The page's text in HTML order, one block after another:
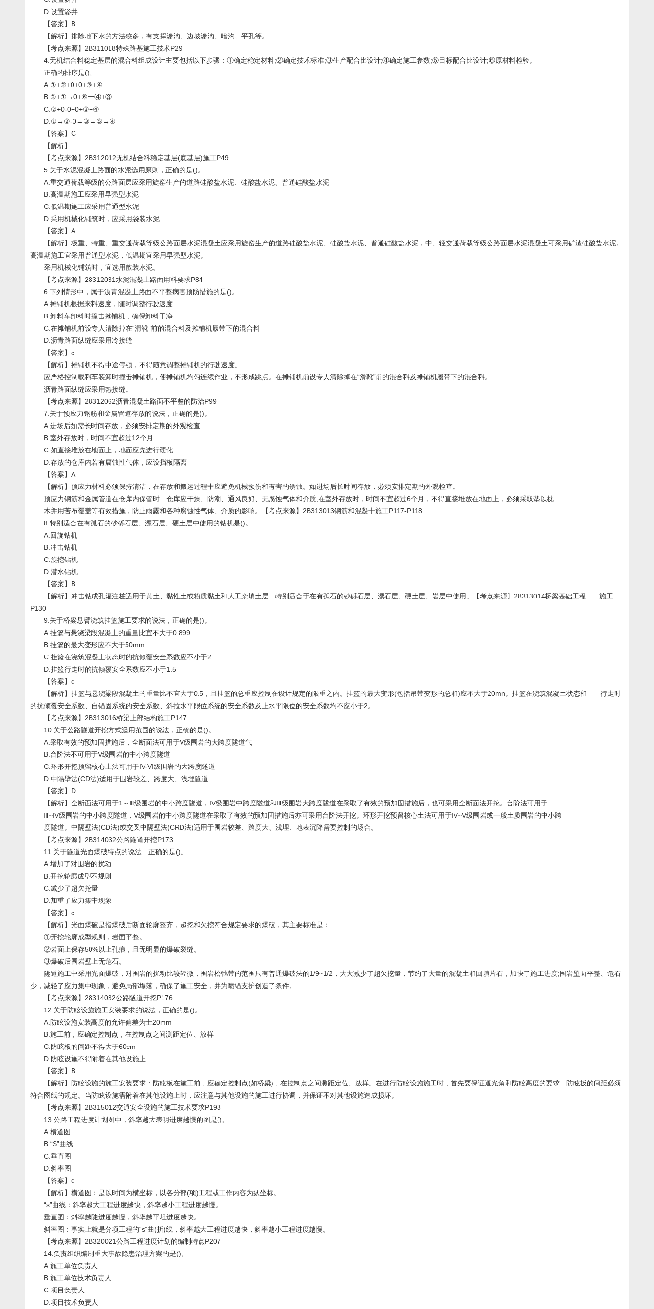
D.设置渗井
【答案】B
【解析】排除地下水的方法较多，有支挥渗沟、边坡渗沟、暗沟、平孔等。
【考点来源】2B311018特殊路基施工技术P29
4.无机结合料稳定基层的混合料组成设计主要包括以下步骤：①确定稳定材料;②确定技术标准;③生产配合比设计;④确定施工参数;⑤目标配合比设计;⑥原材料检验。
正确的排序是()。
A.①+②+0+0+③+④
B.②+①→0+⑥一④+③
C.②+0-0+0+③+④
D.①→②-0→③→⑤→④
【答案】C
【解析】
【考点来源】2B312012无机结合料稳定基层(底基层)施工P49
5.关于水泥混凝土路面的水泥选用原则，正确的是()。
A.重交通荷载等级的公路面层应采用旋窑生产的道路硅酸盐水泥、硅酸盐水泥、普通硅酸盐水泥
B.高温期施工应采用早强型水泥
C.低温期施工应采用普通型水泥
D.采用机械化铺筑时，应采用袋装水泥
【答案】A
【解析】极重、特重、重交通荷载等级公路面层水泥混凝土应采用旋窑生产的道路硅酸盐水泥、硅酸盐水泥、普通硅酸盐水泥，中、轻交通荷载等级公路面层水泥混凝土可采用矿渣硅酸盐水泥。
高温期施工宜采用普通型水泥，低温期宜采用早强型水泥。
采用机械化铺筑时，宜选用散装水泥。
【考点来源】28312031水泥混凝土路面用料要求P84
6.下列情形中，属于沥青混凝土路面不平整病害预防措施的是()。
A.摊铺机根据来料速度，随时调整行驶速度
B.卸料车卸料时撞击摊铺机，确保卸料干净
C.在摊铺机前设专人清除掉在“滑靴”前的混合料及摊铺机履带下的混合料
D.沥青路面纵缝应采用冷接缝
【答案】c
【解析】摊铺机不得中途停顿，不得随意调整摊铺机的行驶速度。
应严格控制载料车装卸时撞击摊铺机，使摊铺机均匀连续作业，不形成跳点。在摊铺机前设专人清除掉在“滑靴”前的混合料及摊铺机履带下的混合料。
沥青路面纵缝应采用热接缝。
【考点来源】28312062沥青混凝土路面不平整的防治P99
7.关于预应力钢筋和金属管道存放的说法，正确的是()。
A.进场后如需长时间存放，必须安排定期的外观检查
B.室外存放时，时间不宜超过12个月
C.如直接堆放在地面上，地面应先进行硬化
D.存放的仓库内若有腐蚀性气体，应设挡板隔离
【答案】A
【解析】预应力材料必须保持清洁，在存放和搬运过程中应避免机械损伤和有害的锈蚀。如进场后长时间存放，必须安排定期的外观检查。
预应力钢筋和金属管道在仓库内保管时，仓库应干燥、防潮、通风良好、无腐蚀气体和介质;在室外存放时，时间不宜超过6个月，不得直接堆放在地面上，必须采取垫以枕
木并用苦布覆盖等有效措施，防止雨露和各种腐蚀性气体、介质的影响。【考点来源】2B313013钢筋和混凝十施工P117-P118
8.特别适合在有孤石的砂砾石层、漂石层、硬土层中使用的钻机是()。
A.回旋钻机
B.冲击钻机
C.旋挖钻机
D.潜水钻机
【答案】B
【解析】冲击钻成孔灌注桩适用于黄土、黏性土或粉质黏土和人工杂填土层，特别适合于在有孤石的砂砾石层、漂石层、硬土层、岩层中使用。【考点来源】28313014桥梁基础工程 施工
P130
9.关于桥梁悬臂浇筑挂篮施工要求的说法，正确的是()。
A.挂篮与悬浇梁段混凝土的重量比宜不大于0.899
B.挂篮的最大变形应不大于50mm
C.挂篮在浇筑混凝土状态时的抗倾覆安全系数应不小于2
D.挂篮行走时的抗倾覆安全系数应不小于1.5
【答案】c
【解析】挂篮与悬浇梁段混凝土的重量比不宜大于0.5，且挂篮的总重应控制在设计规定的限重之内。挂篮的最大变形(包括吊带变形的总和)应不大于20mn。挂篮在浇筑混凝土状态和 行走时
的抗倾覆安全系数、自锚固系统的安全系数、斜拉水平限位系统的安全系数及上水平限位的安全系数均不应小于2。
【考点来源】2B313016桥梁上部结构施工P147
10.关于公路隧道开挖方式适用范围的说法，正确的是()。
A.采取有效的预加固措施后，全断面法可用于V级围岩的大跨度隧道气
B.台阶法不可用于V级围岩的中小跨度隧道
C.环形开挖预留核心土法可用于IV-VI级围岩的大跨度隧道
D.中隔壁法(CD法)适用于围岩较差、跨度大、浅埋隧道
【答案】D
【解析】全断面法可用于1～Ⅲ级围岩的中小跨度隧道，IV级围岩中跨度隧道和Ⅲ级围岩大跨度隧道在采取了有效的预加固措施后，也可采用全断面法开挖。台阶法可用于
Ⅲ~IV级围岩的中小跨度隧道，V级围岩的中小跨度隧道在采取了有效的预加固措施后亦可采用台阶法开挖。环形开挖预留核心土法可用于IV~V级围岩或一般土质围岩的中小跨
度隧道。中隔壁法(CD法)或交叉中隔壁法(CRD法)适用于围岩较差、跨度大、浅埋、地表沉降需要控制的场合。
【考点来源】2B314032公路隧道开挖P173
11.关于隧道光面爆破特点的说法，正确的是()。
A.增加了对围岩的扰动
B.开挖轮廓成型不规则
C.减少了超欠挖量
D.加重了应力集中现象
【答案】c
【解析】光面爆破是指爆破后断面轮廓整齐，超挖和欠挖符合规定要求的爆破，其主要标准是：
①开挖轮廓成型规则，岩面平整。
②岩面上保存50%以上孔痕，且无明显的爆破裂缝。
③爆破后围岩壁上无危石。
隧道施工中采用光面爆破，对围岩的扰动比较轻微，围岩松弛带的范围只有普通爆破法的1/9~1/2，大大减少了超欠挖量，节约了大量的混凝土和回填片石，加快了施工进度;围岩壁面平整、危石
少，减轻了应力集中现象，避免局部塌落，确保了施工安全，并为喷锚支护创造了条件。
【考点来源】28314032公路隧道开挖P176
12.关于防眩设施施工安装要求的说法，正确的是()。
A.防眩设施安装高度的允许偏差为士20mm
B.施工前，应确定控制点，在控制点之间测距定位、放样
C.防眩板的间距不得大于60cm
D.防眩设施不得附着在其他设施上
【答案】B
【解析】防眩设施的施工安装要求：防眩板在施工前，应确定控制点(如桥梁)，在控制点之间测距定位、放样。在进行防眩设施施工时，首先要保证遮光角和防眩高度的要求，防眩板的间距必须
符合图纸的规定。当防眩设施需附着在其他设施上时，应注意与其他设施的施工进行协调，并保证不对其他设施造成损坏。
【考点来源】2B315012交通安全设施的施工技术要求P193
13.公路工程进度计划图中，斜率越大表明进度越慢的图是()。
A.横道图
B.“S”曲线
C.垂直图
D.斜率图
【答案】c
【解析】横道图：是以时间为横坐标，以各分部(项)工程或工作内容为纵坐标。
“s”曲线：斜率越大工程进度越快，斜率越小工程进度越慢。
垂直图：斜率越陡进度越慢，斜率越平坦进度越快。
斜率图：事实上就是分项工程的“s”曲(折)线，斜率越大工程进度越快，斜率越小工程进度越慢。
【考点来源】2B320021公路工程进度计划的编制特点P207
14.负责组织编制重大事故隐患治理方案的是()。
A.施工单位负责人
B.施工单位技术负责人
C.项目负责人
D.项目技术负责人